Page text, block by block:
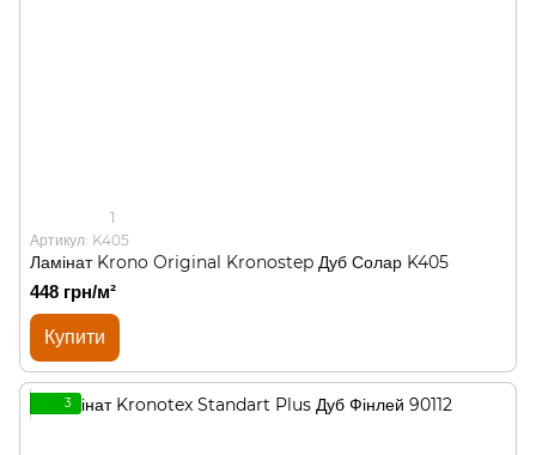
1
Артикул: K405
Ламінат Krono Original Kronostep Дуб Солар K405
448 грн/м²
Купити
3